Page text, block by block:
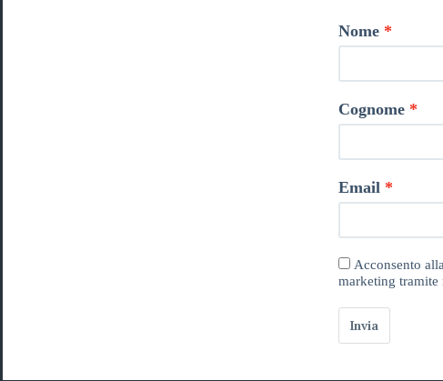
Nome
Cognome
Email
Acconsento
marketing tramite
Invia